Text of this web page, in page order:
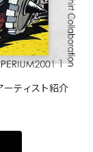
ティスト紹介